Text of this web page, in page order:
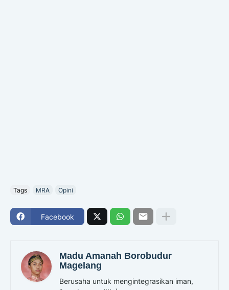
Tags MRA Opini
Facebook
Madu Amanah Borobudur
Magelang
Berusaha untuk mengintegrasikan iman,